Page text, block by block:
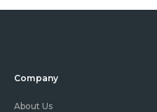
Company
About Us